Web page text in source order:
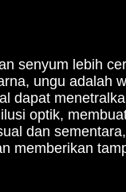
senyum lebih
ungu adalah
dapat
optik,
dan
memberikan